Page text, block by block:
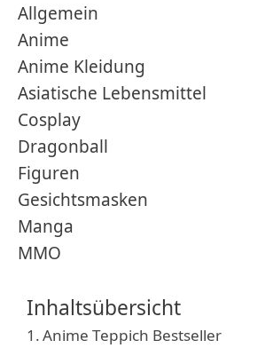
Allgemein
Anime
Anime Kleidung
Asiatische Lebensmittel
Cosplay
Dragonball
Figuren
Gesichtsmasken
Manga
MMO
Inhaltsübersicht
Anime Teppich Bestseller